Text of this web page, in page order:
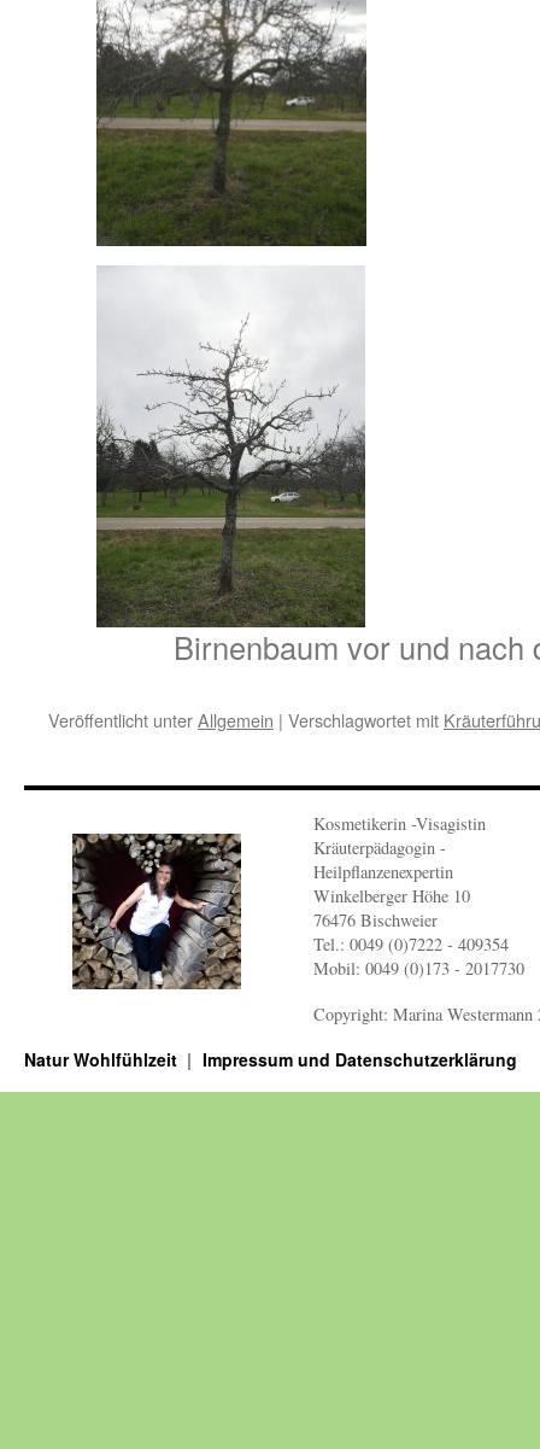
Birnenbaum vor und nach
Veröffentlicht unterAllgemein | Verschlagwortet mit
Kosmetikerin -Visagistin
Kräuterpädagogin -
Heilpflanzenexpertin
Winkelberger Höhe 10
76476 Bischweier
Tel.: 0049 (0)7222 - 409354
Mobil: 0049 (0)173 - 2017730
Copyright: Marina Westermann
Natur Wohlfühlzeit Impressum und Datenschutzerklärung